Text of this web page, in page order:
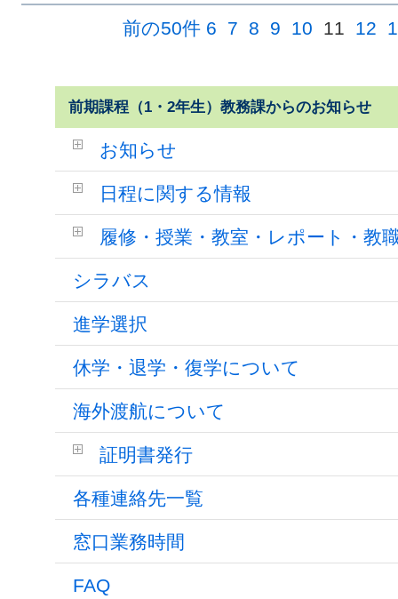
前の50件 6 7 8 9 10 11 12
前期課程（1・2年生）教務課からのお知らせ
お知らせ
日程に関する情報
履修・授業・教室・レポート・教
シラバス
進学選択
休学・退学・復学について
海外渡航について
証明書発行
各種連絡先一覧
窓口業務時間
FAQ